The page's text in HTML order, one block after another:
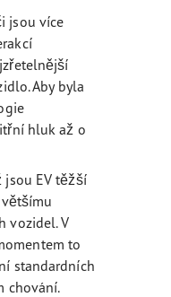
jsou více
Aby byla
hluk až o
jsou EV těžší
vozidel. V
to
standardních
chování.